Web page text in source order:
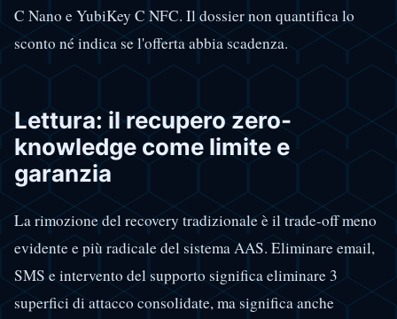
C Nano e YubiKey C NFC. Il dossier non quantifica lo
sconto né indica se l'offerta abbia scadenza.
Lettura: il recupero zero-
knowledge come limite e
garanzia
La rimozione del recovery tradizionale è il trade-off meno
evidente e più radicale del sistema AAS. Eliminare email,
SMS e intervento del supporto significa eliminare 3
superfici di attacco consolidate, ma significa anche